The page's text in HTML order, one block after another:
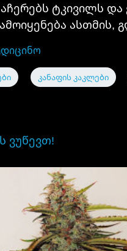
ტკივილს და
კანაფის კაკლები
ᲕᲣᲬᲔᲕᲗ!